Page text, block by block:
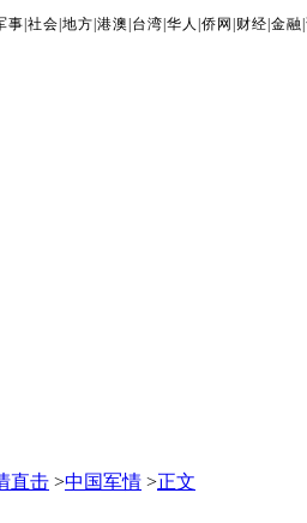
事 |社会 |地方 |港澳 台湾 |华人 |侨网 财经 |金融 |
直击 >中国军情 >正文